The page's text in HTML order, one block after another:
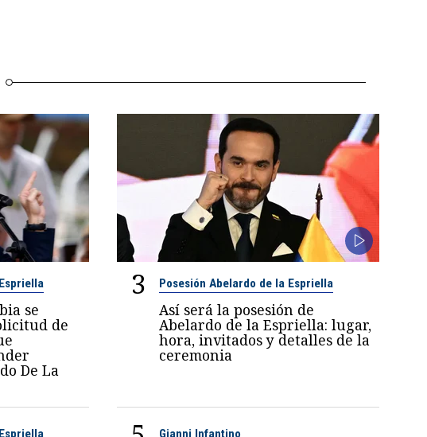
se
de
De La
3 Posesión Abelardo de la Espriella
Así será la posesión de
Abelardo de la Espriella: lugar,
hora, invitados y detalles de la
ceremonia
Gianni Infantino